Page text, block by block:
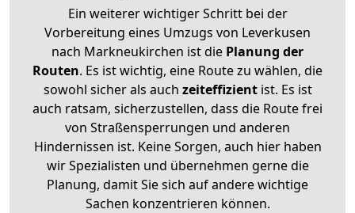
Ein weiterer wichtiger Schritt bei der
Vorbereitung eines Umzugs von Leverkusen
nach Markneukirchen ist die Planung der
Routen. Es ist wichtig, eine Route zu wählen, die
sowohl sicher als auch zeiteffizientist. Es ist
auch ratsam, sicherzustellen, dass die Route frei
von Straßensperrungen und anderen
Hindernissen ist. Keine Sorgen, auch hier haben
wir Spezialisten und übernehmen gerne die
Planung, damit Sie sich auf andere wichtige
Sachen konzentrieren können.